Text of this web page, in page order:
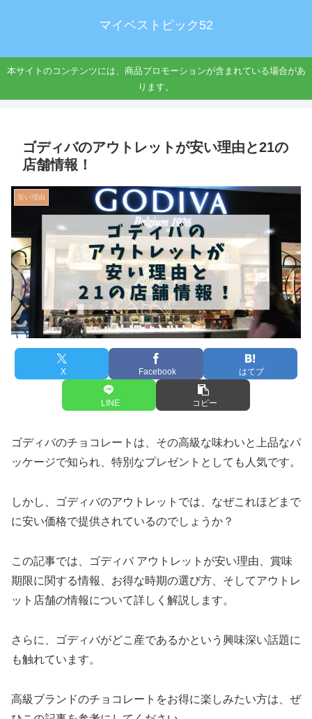
マイベストピック52
本サイトのコンテンツには、商品プロモーションが含まれている場合があ
ります。
ゴディバのアウトレットが安い理由と21の
店舗情報！
安い理由
X Facebook はてブ
LINE コピー
ゴディバのチョコレートは、その高級な味わいと上品なパ
ッケージで知られ、特別なプレゼントとしても人気です。
しかし、ゴディバのアウトレットでは、なぜこれほどまで
に安い価格で提供されているのでしょうか？
この記事では、ゴディバ アウトレットが安い理由、賞味
期限に関する情報、お得な時期の選び方、そしてアウトレ
ット店舗の情報について詳しく解説します。
さらに、ゴディバがどこ産であるかという興味深い話題に
も触れています。
高級ブランドのチョコレートをお得に楽しみたい方は、ぜ